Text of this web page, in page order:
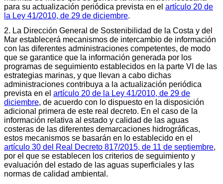
para su actualización periódica prevista en el artículo 20 de
la Ley 41/2010, de 29 de diciembre.
2. La Dirección General de Sostenibilidad de la Costa y del
Mar establecerá mecanismos de intercambio de información
con las diferentes administraciones competentes, de modo
que se garantice que la información generada por los
programas de seguimiento establecidos en la parte VI de las
estrategias marinas, y que llevan a cabo dichas
administraciones contribuya a la actualización periódica
prevista en el artículo 20 de la Ley 41/2010, de 29 de
diciembre, de acuerdo con lo dispuesto en la disposición
adicional primera de este real decreto. En el caso de la
información relativa al estado y calidad de las aguas
costeras de las diferentes demarcaciones hidrográficas,
estos mecanismos se basarán en lo establecido en el
artículo 30 del Real Decreto 817/2015, de 11 de septiembre,
por el que se establecen los criterios de seguimiento y
evaluación del estado de las aguas superficiales y las
normas de calidad ambiental.